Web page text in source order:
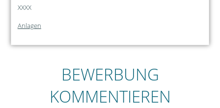
XXXX
Anlagen
BEWERBUNG
KOMMENTIEREN